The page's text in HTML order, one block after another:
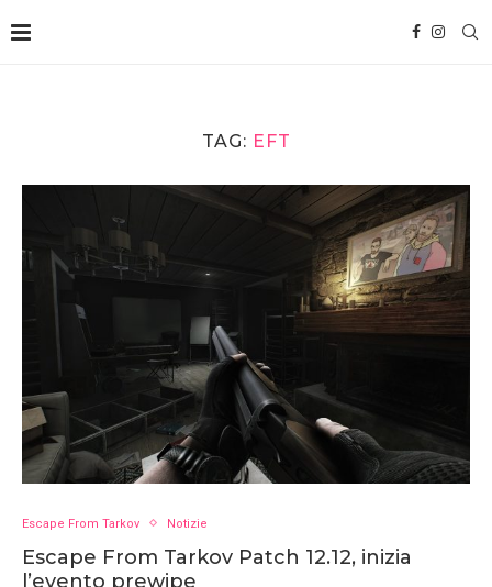
TAG: EFT
Escape From Tarkov Notizie
Escape From Tarkov Patch 12.12, inizia
l’evento prewipe